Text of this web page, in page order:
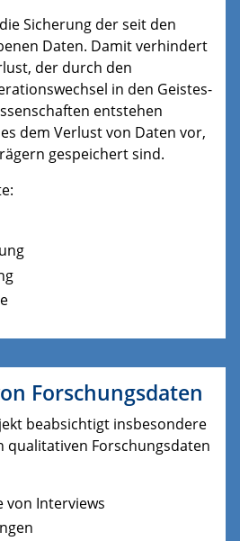
Sicherung der seit den
Daten. Damit verhindert
der durch den
in den Geistes-
entstehen
dem Verlust von Daten vor,
gespeichert sind.
Forschungsdaten
beabsichtigt insbesondere
qualitativen Forschungsdaten
Interviews